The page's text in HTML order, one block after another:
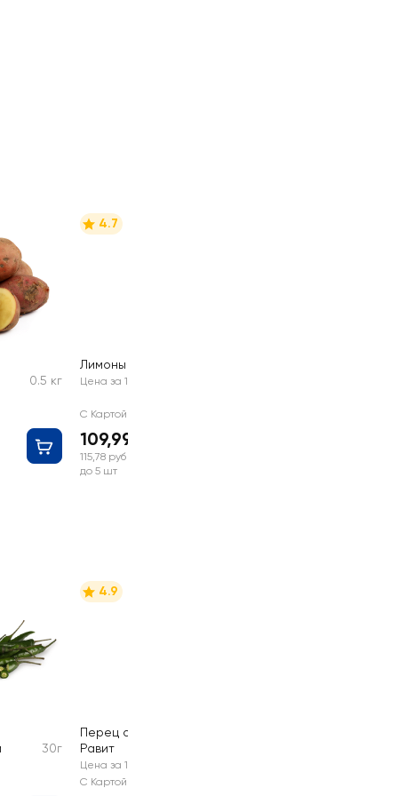
0.5 кг
4.7
Лимоны
Цена за 1 шт
С Картой №1
109,99 руб
115,78 руб
до 5 шт
30г
4.9
Перец острый
Равит
Цена за 1 шт
С Картой №1